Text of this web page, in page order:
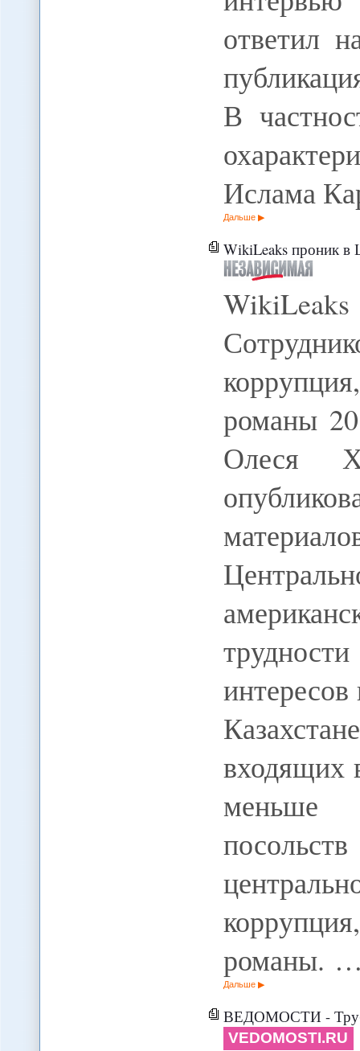
ответил
В
Ислама
Дальше
WikiLeaks проник в
романы
Олеся
входящих
меньше
романы.
Дальше
ВЕДОМОСТИ -
VEDOMOSTI.RU